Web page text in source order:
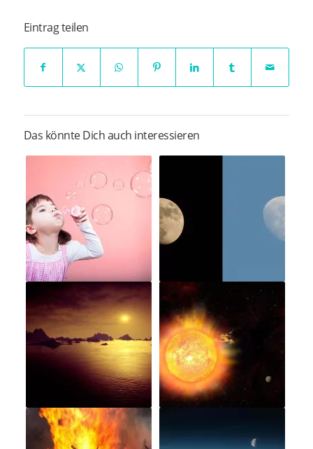
Eintrag teilen
Das könnte Dich auch interessieren